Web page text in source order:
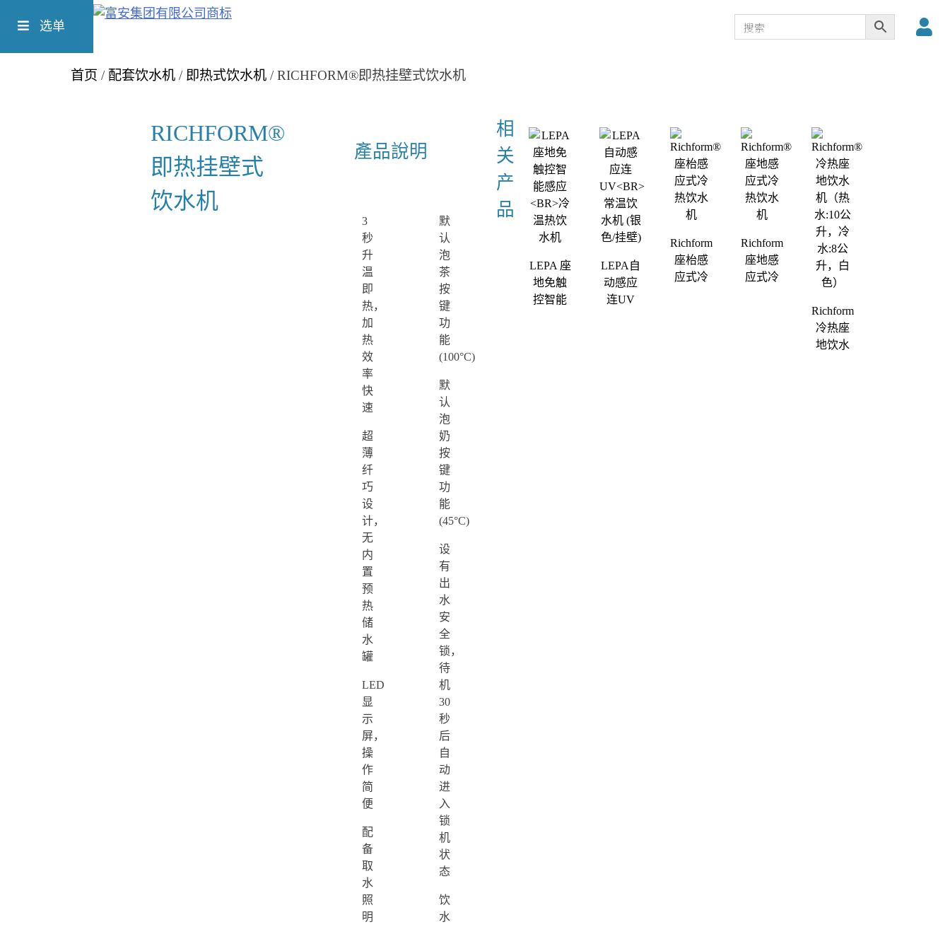
选单
首页 / 配套饮水机 / 即热式饮水机 / RICHFORM®即热挂壁式饮水机
RICHFORM®
即热挂壁式
饮水机
產品說明
3
秒
升
温
即
热，
加
热
效
率
快
速
超
薄
纤
巧
设
计，
无
内
置
预
热
储
水
罐
LED
显
示
屏，
操
作
简
便
配
备
取
水
照
明
默
认
泡
茶
按
键
功
能
(100°C)
默
认
泡
奶
按
键
功
能
(45°C)
设
有
出
水
安
全
锁，
待
机
30
秒
后
自
动
进
入
锁
机
状
态
饮
水
LEPA 座
地免触
控智能
LEPA自
动感应
连UV
Richform®
座枱感
应式冷
Richform®
座地感
应式冷
Richform®
冷热座
地饮水